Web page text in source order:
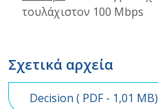
τουλάχιστον 100 Mbps
Σχετικά αρχεία
Decision ( PDF- 1,01 MB)